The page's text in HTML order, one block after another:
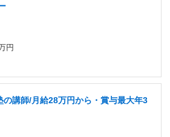
円
の講師/月給28万円から・賞与最大年3